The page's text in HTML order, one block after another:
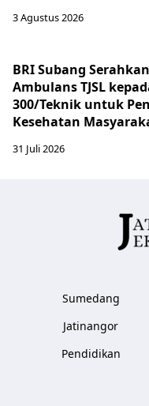
3 Agustus 2026
BRI Subang
Ambulans TJSL
300/Teknik untuk
Kesehatan
31 Juli 2026
Sumedang
Jatinangor
Pendidikan